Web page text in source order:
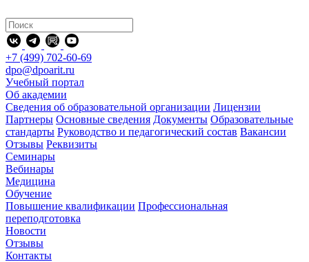
+7 (499) 702-60-69
dpo@dpoarit.ru
Учебный портал
Об академии
Сведения об образовательной организации Лицензии
Партнеры Основные сведения Документы Образовательные
стандарты Руководство и педагогический состав Вакансии
Отзывы Реквизиты
Семинары
Вебинары
Медицина
Обучение
Повышение квалификации Профессиональная
переподготовка
Новости
Отзывы
Контакты